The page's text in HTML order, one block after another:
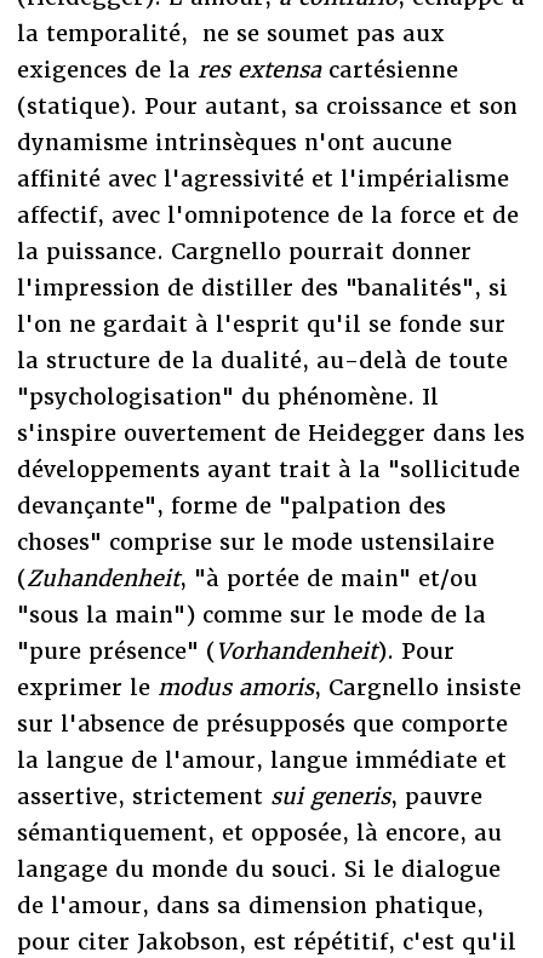
la temporalité, ne se soumet pas aux
exigences de la res extensacartésienne
(statique). Pour autant, sa croissance et son
dynamisme intrinsèques n'ont aucune
affinité avec l'agressivité et l'impérialisme
affectif, avec l'omnipotence de la force et de
la puissance. Cargnello pourrait donner
l'impression de distiller des "banalités", si
l'on ne gardait à l'esprit qu'il se fonde sur
la structure de la dualité, au-delà de toute
"psychologisation" du phénomène. Il
s'inspire ouvertement de Heidegger dans les
développements ayant trait à la "sollicitude
devançante", forme de "palpation des
choses" comprise sur le mode ustensilaire
(Zuhandenheit, "à portée de main" et/ou
"sous la main") comme sur le mode de la
"pure présence" (Vorhandenheit). Pour
exprimer le modus amoris, Cargnello insiste
sur l'absence de présupposés que comporte
la langue de l'amour, langue immédiate et
assertive, strictement sui generis, pauvre
sémantiquement, et opposée, là encore, au
langage du monde du souci. Si le dialogue
de l'amour, dans sa dimension phatique,
pour citer Jakobson, est répétitif, c'est qu'il